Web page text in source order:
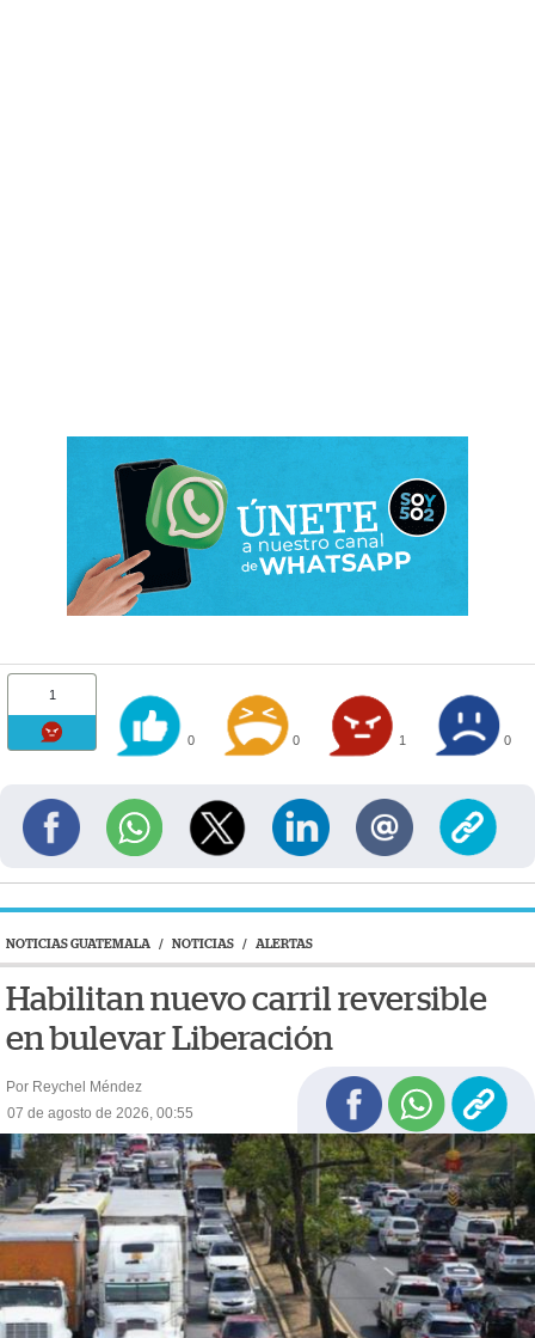
1
0 0 1 0
NOTICIAS GUATEMALA / NOTICIAS / ALERTAS
Habilitan nuevo carril reversible
en bulevar Liberación
Por Reychel Méndez
07 de agosto de 2026, 00:55